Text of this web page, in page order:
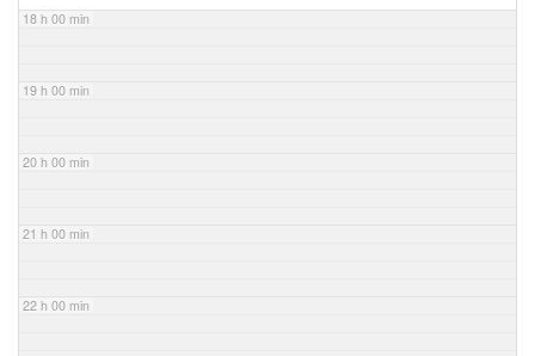
18 h 00 min
19 h 00 min
20 h 00 min
21 h 00 min
22 h 00 min